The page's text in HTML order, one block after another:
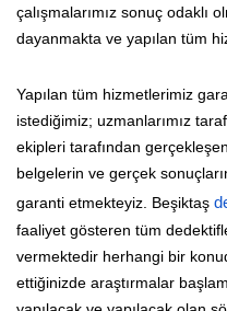
çalışmalarımız sonuç odaklı
dayanmakta ve yapılan tüm
Yapılan tüm hizmetlerimiz
istediğimiz; uzmanlarımız
ekipleri tarafından
belgelerin ve gerçek
garanti etmekteyiz. Beşiktaş
faaliyet gösteren tüm
vermektedir herhangi bir
ettiğinizde araştırmalar